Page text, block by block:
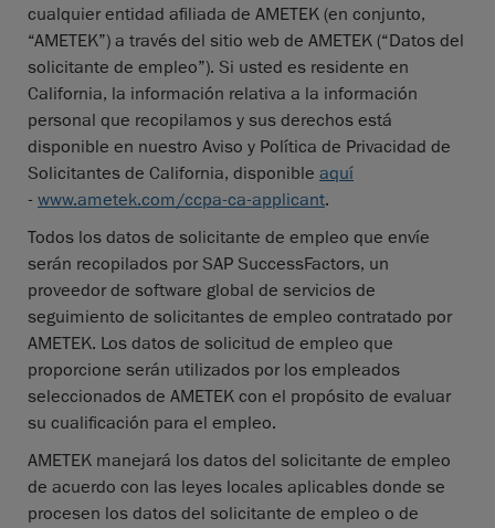
cualquier entidad afiliada de AMETEK (en conjunto,
“AMETEK”) a través del sitio web de AMETEK (“Datos del
solicitante de empleo”). Si usted es residente en
California, la información relativa a la información
personal que recopilamos y sus derechos está
disponible en nuestro Aviso y Política de Privacidad de
Solicitantes de California, disponible aquí
- www.ametek.com/ccpa-ca-applicant.
Todos los datos de solicitante de empleo que envíe
serán recopilados por SAP SuccessFactors, un
proveedor de software global de servicios de
seguimiento de solicitantes de empleo contratado por
AMETEK. Los datos de solicitud de empleo que
proporcione serán utilizados por los empleados
seleccionados de AMETEK con el propósito de evaluar
su cualificación para el empleo.
AMETEK manejará los datos del solicitante de empleo
de acuerdo con las leyes locales aplicables donde se
procesen los datos del solicitante de empleo o de